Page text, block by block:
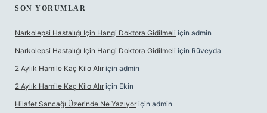
SON YORUMLAR
Narkolepsi Hastalığı Için Hangi Doktora Gidilmeli için admin
Narkolepsi Hastalığı Için Hangi Doktora Gidilmeli için Rüveyda
2 Aylık Hamile Kaç Kilo Alır için admin
2 Aylık Hamile Kaç Kilo Alır için Ekin
Hilafet Sancağı Üzerinde Ne Yazıyor için admin